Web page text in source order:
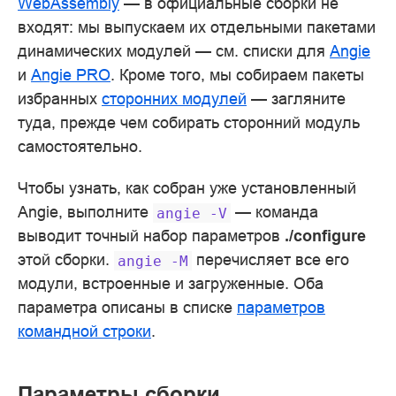
входят: мы выпускаем их отдельными пакетами
динамических модулей — см. списки для Angie
и Angie PRO. Кроме того, мы собираем пакеты
избранных сторонних модулей — загляните
туда, прежде чем собирать сторонний модуль
самостоятельно.
Чтобы узнать, как собран уже установленный
Angie, выполните angie -V — команда
выводит точный набор параметров ./configure
этой сборки. angie -M перечисляет все его
модули, встроенные и загруженные. Оба
параметра описаны в списке параметров
командной строки.